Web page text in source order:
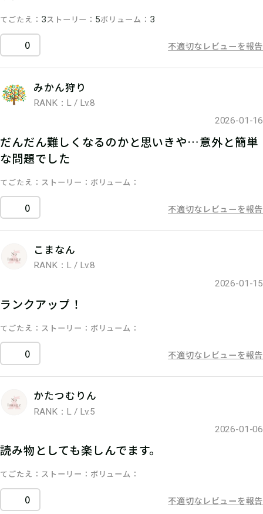
てごたえ 3ストーリー 5ボリューム 3
0 不適切なレビューを報告
みかん狩り
RANK：L / Lv.8
2026-01-16
だんだん難しくなるのかと思いきや…意外と簡単
な問題でした
てごたえ ストーリー ボリューム
0 不適切なレビューを報告
こまなん
RANK：L / Lv.8
2026-01-15
ランクアップ！
てごたえ ストーリー ボリューム
0 不適切なレビューを報告
かたつむりん
RANK：L / Lv.5
2026-01-06
読み物としても楽しんでます。
てごたえ ストーリー ボリューム
0 不適切なレビューを報告